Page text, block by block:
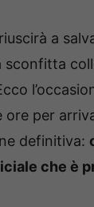
a
sconfitta
ore per
definitiva:
che è